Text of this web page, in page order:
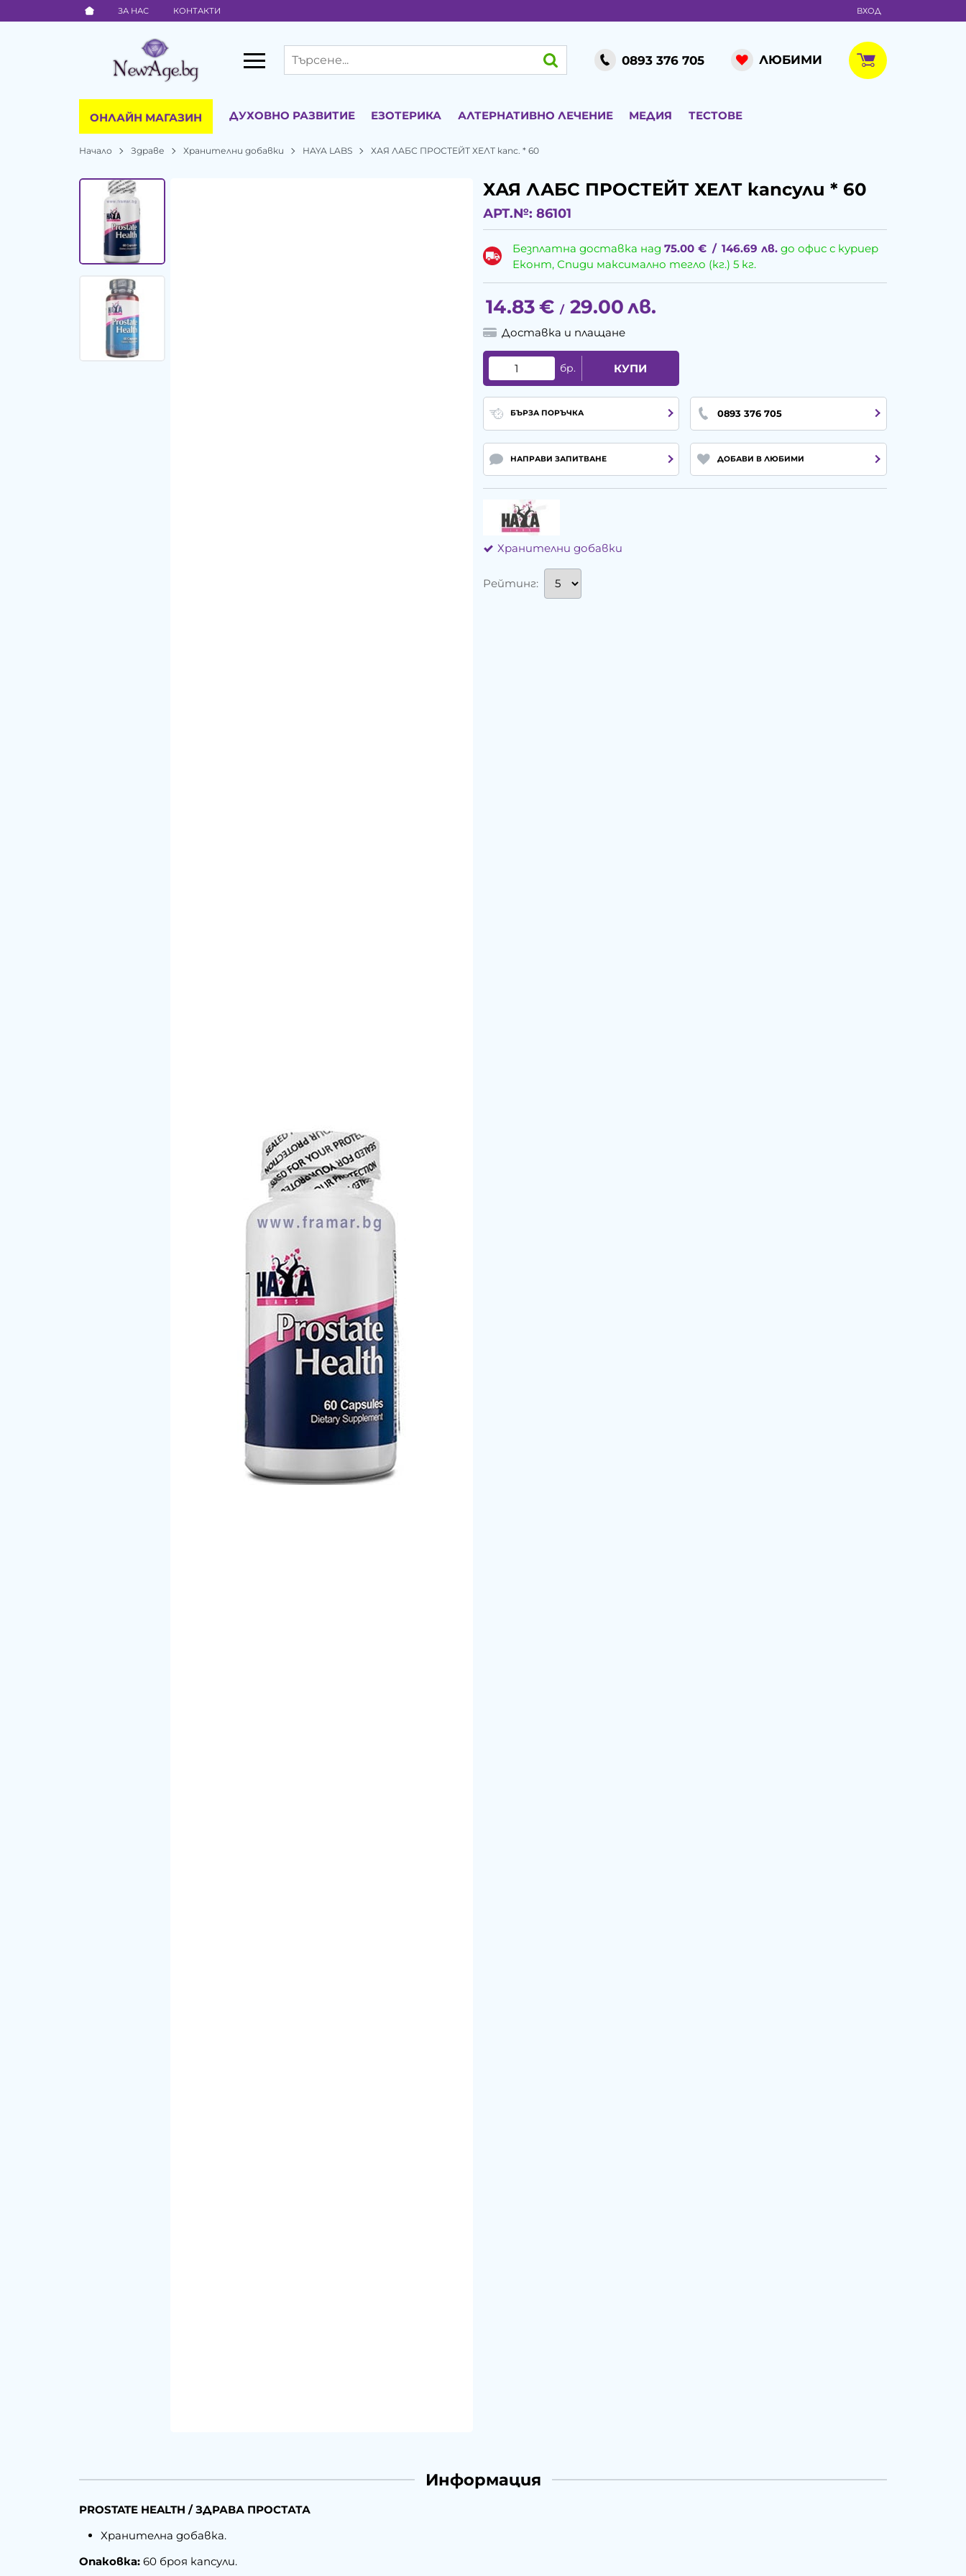
ЗА НАС КОНТАКТИ ВХОД
0893 376 705 ЛЮБИМИ
ОНЛАЙН МАГАЗИН ДУХОВНО РАЗВИТИЕ ЕЗОТЕРИКА АЛТЕРНАТИВНО ЛЕЧЕНИЕ МЕДИЯ ТЕСТОВЕ
Начало Здраве Хранителни добавки HAYA LABS ХАЯ ЛАБС ПРОСТЕЙТ ХЕЛТ капс. * 60
ХАЯ ЛАБС ПРОСТЕЙТ ХЕЛТ капсули * 60
АРТ.№: 86101
Безплатна доставка над75.00 € / 146.69 лв. до офис с куриер
Еконт, Спиди максимално тегло (кг.) 5 кг.
14.83€ / 29.00лв.
Доставка и плащане
бр. КУПИ
БЪРЗА ПОРЪЧКА 0893 376 705
НАПРАВИ ЗАПИТВАНЕ ДОБАВИ В ЛЮБИМИ
Хранителни добавки
Рейтинг:
Информация
PROSTATE HEALTH / ЗДРАВА ПРОСТАТА
Хранителна добавка.
Опаковка: 60 броя капсули.